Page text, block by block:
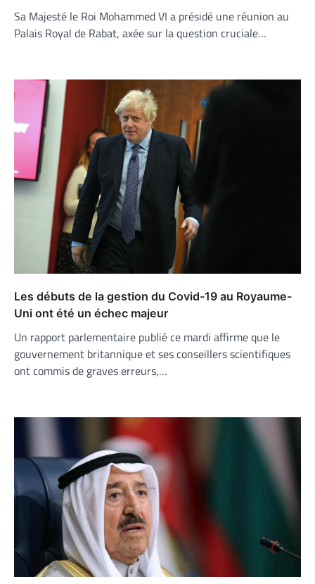
Sa Majesté le Roi Mohammed VI a présidé une réunion au
Palais Royal de Rabat, axée sur la question cruciale…
Les débuts de la gestion du Covid-19 au Royaume-
Uni ont été un échec majeur
Un rapport parlementaire publié ce mardi affirme que le
gouvernement britannique et ses conseillers scientifiques
ont commis de graves erreurs,…